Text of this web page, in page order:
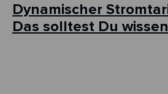
Dynamischer
Das solltest Du wissen